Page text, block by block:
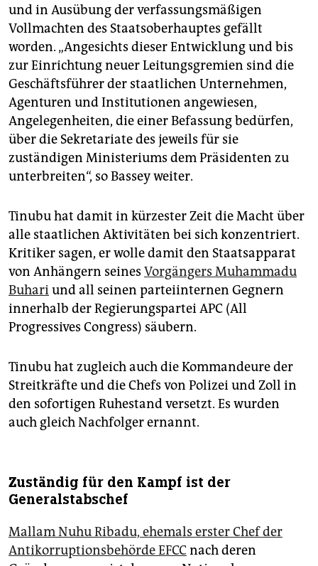
und in Ausübung der verfassungsmäßigen
Vollmachten des Staatsoberhauptes gefällt
worden. „Angesichts dieser Entwicklung und bis
zur Einrichtung neuer Leitungsgremien sind die
Geschäftsführer der staatlichen Unternehmen,
Agenturen und Institutionen angewiesen,
Angelegenheiten, die einer Befassung bedürfen,
über die Sekretariate des jeweils für sie
zuständigen Ministeriums dem Präsidenten zu
unterbreiten“, so Bassey weiter.
Tinubu hat damit in kürzester Zeit die Macht über
alle staatlichen Aktivitäten bei sich konzentriert.
Kritiker sagen, er wolle damit den Staatsapparat
von Anhängern seines Vorgängers Muhammadu
Buhariund all seinen parteiinternen Gegnern
innerhalb der Regierungspartei APC (All
Progressives Congress) säubern.
Tinubu hat zugleich auch die Kommandeure der
Streitkräfte und die Chefs von Polizei und Zoll in
den sofortigen Ruhestand versetzt. Es wurden
auch gleich Nachfolger ernannt.
Zuständig für den Kampf ist der
Generalstabschef
Mallam Nuhu Ribadu, ehemals erster Chef der
Antikorruptionsbehörde EFCCnach deren